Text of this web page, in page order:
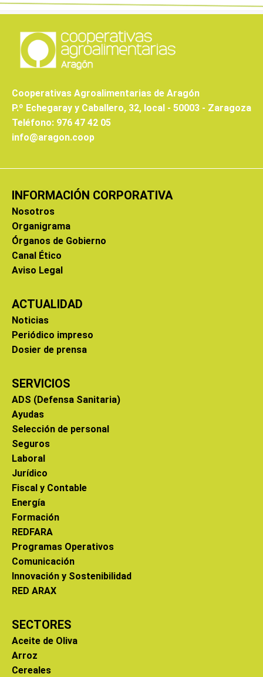
Cooperativas Agroalimentarias de Aragón
P.º Echegaray y Caballero, 32, local - 50003 - Zaragoza
Teléfono: 976 47 42 05
info@aragon.coop
INFORMACIÓN CORPORATIVA
Nosotros
Organigrama
Órganos de Gobierno
Canal Ético
Aviso Legal
ACTUALIDAD
Noticias
Periódico impreso
Dosier de prensa
SERVICIOS
ADS (Defensa Sanitaria)
Ayudas
Selección de personal
Seguros
Laboral
Jurídico
Fiscal y Contable
Energía
Formación
REDFARA
Programas Operativos
Comunicación
Innovación y Sostenibilidad
RED ARAX
SECTORES
Aceite de Oliva
Arroz
Cereales